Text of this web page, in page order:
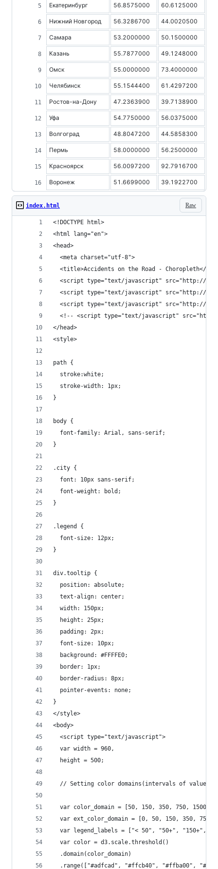
Екатеринбург 56.8575000 60.6125000
Нижний Новгород 56.3286700 44.0020500
Самара 53.2000000 50.1500000
Казань 55.7877000 49.1248000
Омск 55.0000000 73.4000000
Челябинск 55.1544400 61.4297200
Ростов-на-Дону 47.2363900 39.7138900
Уфа 54.7750000 56.0375000
Волгоград 48.8047200 44.5858300
Пермь 58.0000000 56.2500000
Красноярск 56.0097200 92.7916700
Воронеж 51.6699000 39.1922700
Raw
index.html
<!DOCTYPE html>
<html lang="en">
<head>
  <meta charset="utf-8">
<title>Accidents on the Road - Choropleth</
<script type="text/javascript" src="http://
<script type="text/javascript" src="http://
<script type="text/javascript" src="http://
<!-- <script type="text/javascript"
</head>
<style>
path {
  stroke:white;
  stroke-width: 1px;
}
body {
  font-family: Arial, sans-serif;
}
.city {
  font: 10px sans-serif;
  font-weight: bold;
}
.legend {
  font-size: 12px;
}
div.tooltip {
  position: absolute;
  text-align: center;
  width: 150px;
  height: 25px;
  padding: 2px;
  font-size: 10px;
  background: #FFFFE0;
  border: 1px;
  border-radius: 8px;
  pointer-events: none;
}
</style>
<body>
  <script type="text/javascript">
  var width = 960,
  height = 500;
// Setting color domains(intervals of values)
  var color_domain = [50, 150, 350, 750, 1500]
var ext_color_domain = [0, 50, 150, 350, 750,
var legend_labels = ["< 50", "50+",
  var color = d3.scale.threshold()
  .domain(color_domain)
.range(["#adfcad", "#ffcb40", "#ffba00",